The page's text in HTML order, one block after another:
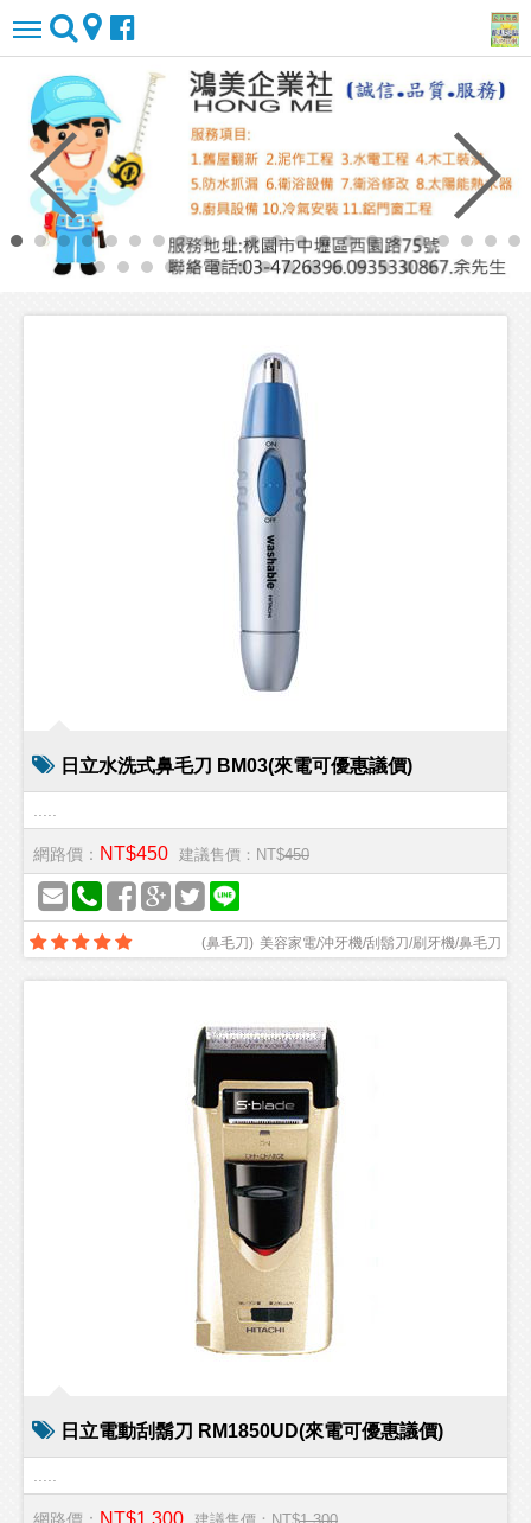
日立水洗式鼻毛刀 BM03(來電可優惠議價)
網路價： NT$450 建議售價：NT$450
美容家電/沖牙機/刮鬍刀/刷牙機/鼻毛刀
(鼻毛刀)
日立電動刮鬍刀 RM1850UD(來電可優惠議價)
NT$1,300